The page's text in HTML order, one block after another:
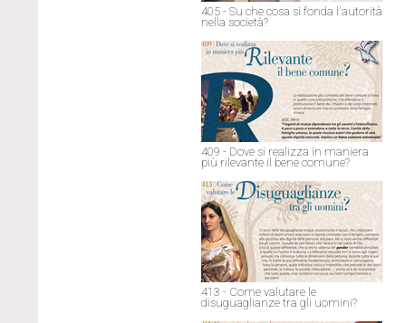
405 - Su che cosa si fonda l'autorità
nella società?
409 - Dove si realizza in maniera
più rilevante il bene comune?
413 - Come valutare le
disuguaglianze tra gli uomini?